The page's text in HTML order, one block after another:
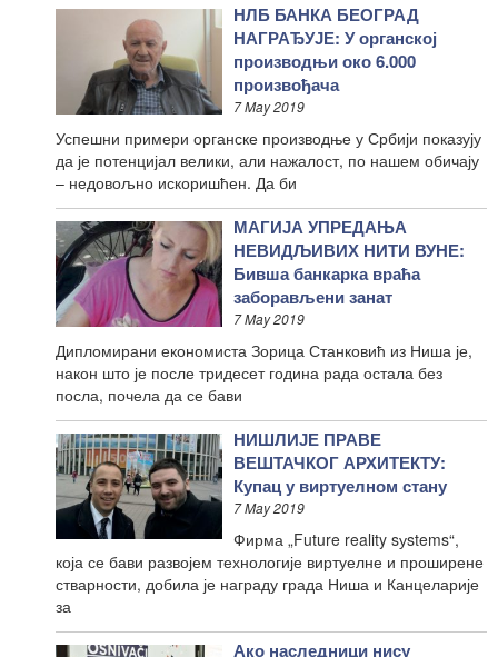
НЛБ БАНКА БЕОГРАД
НАГРАЂУЈЕ: У органској
производњи око 6.000
произвођача
7 May 2019
Успешни примери органске производње у Србији показују
да је потенцијал велики, али нажалост, по нашем обичају
– недовољно искоришћен. Да би
МАГИЈА УПРЕДАЊА
НЕВИДЉИВИХ НИТИ ВУНЕ:
Бивша банкарка враћа
заборављени занат
7 May 2019
Дипломирани економиста Зорица Станковић из Ниша је,
након што је после тридесет година рада остала без
посла, почела да се бави
НИШЛИЈЕ ПРАВЕ
ВЕШТАЧКОГ АРХИТЕКТУ:
Купац у виртуелном стану
7 May 2019
Фирма „Future reality sуstems“,
која се бави развојем технологије виртуелне и проширене
стварности, добила је награду града Ниша и Канцеларије
за
Ако наследници нису